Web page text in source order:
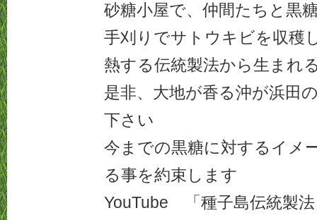
砂糖小屋で、仲間たちと黒
手刈りでサトウキビを収穫
熱する伝統製法から生まれ
是非、大地が香る沖が浜田
下さい
今までの黒糖に対するイメ
る事を約束します
YouTube 「種子島伝統製